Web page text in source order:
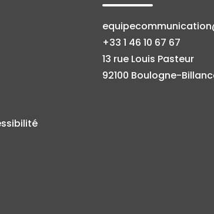
+33 1 46 10 67 67
13 rue Louis Pasteur
92100 Boulogne-